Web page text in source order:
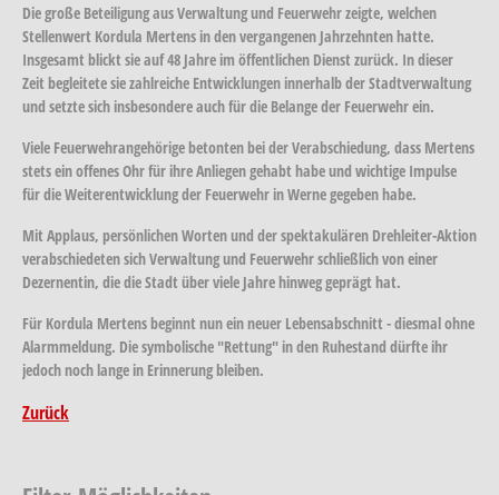
Die große Beteiligung aus Verwaltung und Feuerwehr zeigte, welchen
Stellenwert Kordula Mertens in den vergangenen Jahrzehnten hatte.
Insgesamt blickt sie auf 48 Jahre im öffentlichen Dienst zurück. In dieser
Zeit begleitete sie zahlreiche Entwicklungen innerhalb der Stadtverwaltung
und setzte sich insbesondere auch für die Belange der Feuerwehr ein.
Viele Feuerwehrangehörige betonten bei der Verabschiedung, dass Mertens
stets ein offenes Ohr für ihre Anliegen gehabt habe und wichtige Impulse
für die Weiterentwicklung der Feuerwehr in Werne gegeben habe.
Mit Applaus, persönlichen Worten und der spektakulären Drehleiter-Aktion
verabschiedeten sich Verwaltung und Feuerwehr schließlich von einer
Dezernentin, die die Stadt über viele Jahre hinweg geprägt hat.
Für Kordula Mertens beginnt nun ein neuer Lebensabschnitt - diesmal ohne
Alarmmeldung. Die symbolische "Rettung" in den Ruhestand dürfte ihr
jedoch noch lange in Erinnerung bleiben.
Zurück